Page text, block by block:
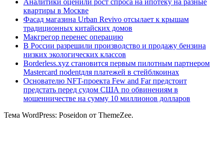
квартиры в Москве
Фасад магазина Urban Revivo отсылает к крышам
традиционных китайских домов
Макгрегор перенес операцию
В России разрешили производство и продажу бензина
низких экологических классов
Borderless.xyz становится первым пилотным партнером
Mastercard поdentдля платежей в стейблкоинах
Основателю NFT-проекта Few and Far предстоит
предстать перед судом США по обвинениям в
мошенничестве на сумму 10 миллионов долларов
Тема WordPress: Poseidon от ThemeZee.